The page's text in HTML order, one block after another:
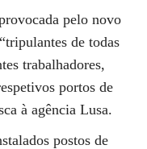
pelo novo
de todas
trabalhadores,
portos de
à agência Lusa.
postos de